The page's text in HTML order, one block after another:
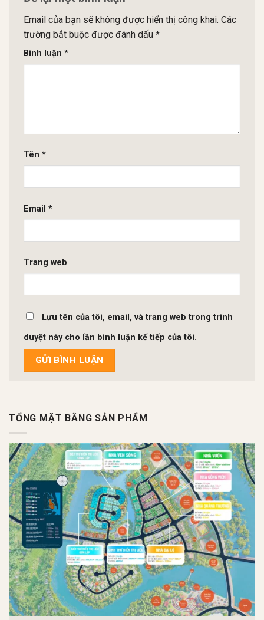
Email của bạn sẽ không được hiển thị công khai. Các
trường bắt buộc được đánh dấu *
Bình luận *
Tên *
Email *
Trang web
Lưu tên của tôi, email, và trang web trong trình
duyệt này cho lần bình luận kế tiếp của tôi.
TỔNG MẶT BẰNG SẢN PHẨM